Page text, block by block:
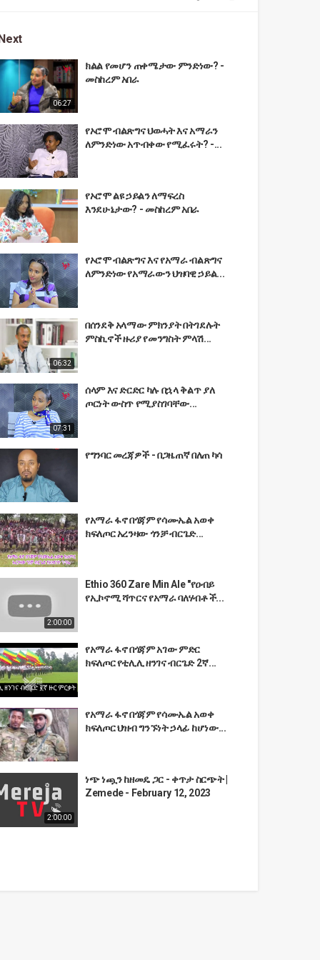
06:27
ክልል የመሆን ጠቀሜታው ምንድነው? -
መስከረም አበራ
የኦሮሞ ብልጽግና ህወሓት እና አማራን
ለምንድነው አጥብቀው የሚፈሩት? -...
የኦሮሞ ልዩ ኃይልን ለማፍረስ
እንደሁኔታው? - መስከረም አበራ
የኦሮሞ ብልጽግና እና የአማራ ብልጽግና
ለምንድነው የአማራውን ህዝባዊ ኃይል...
06:32
በሰንደቅ አላማው ምክንያት በትገደሉት
ምስኪኖች ዙሪያ የመንግስት ምላሽ...
07:31
ሰላም እና ድርድር ካሉ በኋላ ቅልጥ ያለ
ጦርነት ውስጥ የሚያስገባቸው...
የግንባር መረጃዎች - በጋዜጠኛ በለጠ ካሳ
የአማራ ፋኖ በጎጃም የሳሙኤል አወቀ
ክፍለጦር አረንዛው ጎንቻ ብርጌድ...
2:00:00
Ethio 360 Zare Min Ale "የዐብይ
የኢኮኖሚ ሻጥርና የአማራ ባለሃብቶች...
የአማራ ፋኖ በጎጃም አገው ምድር
ክፍለጦር የቲሊሊ ዘንገና ብርጌድ 2ኛ...
የአማራ ፋኖ በጎጃም የሳሙኤል አወቀ
ክፍለጦር ህዝብ ግንኙነት ኃላፊ ከሆነው...
2:00:00
ነጭ ነጯን ከዘመዴ ጋር - ቀጥታ ስርጭት |
Zemede - February 12, 2023